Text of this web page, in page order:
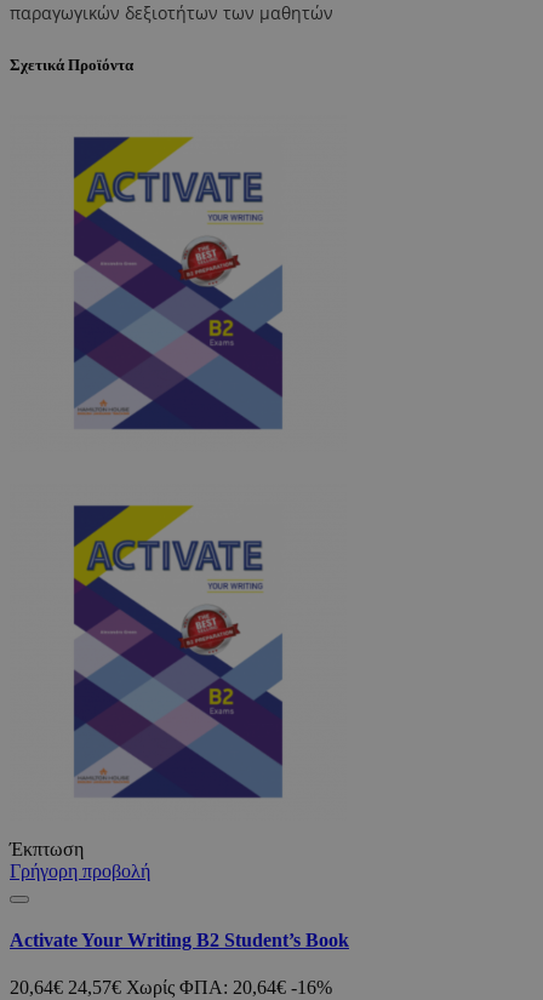
παραγωγικών δεξιοτήτων των μαθητών
Σχετικά Προϊόντα
Έκπτωση
Γρήγορη προβολή
Activate Your Writing B2 Student’s Book
20,64€ 24,57€ Χωρίς ΦΠΑ: 20,64€ -16%